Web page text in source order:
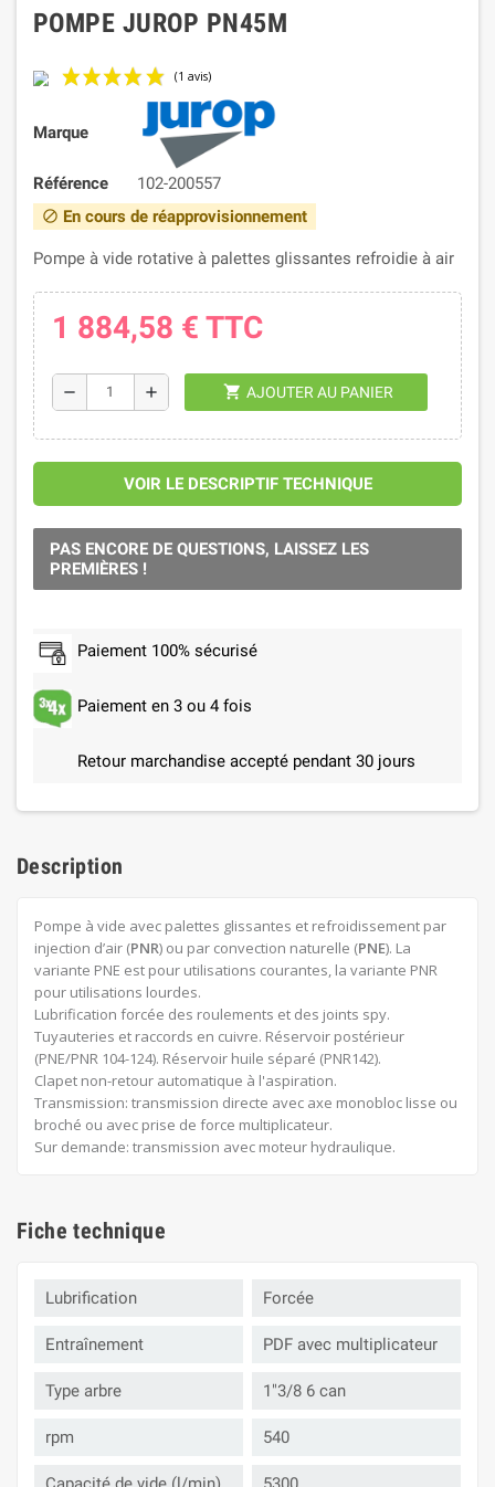
POMPE JUROP PN45M
(1 avis)
Marque
Référence 102-200557
block En cours de réapprovisionnement
Pompe à vide rotative à palettes glissantes refroidie à air
1 884,58 € TTC
remove add shopping_cart AJOUTER AU PANIER
VOIR LE DESCRIPTIF TECHNIQUE
PAS ENCORE DE QUESTIONS, LAISSEZ LES
PREMIÈRES !
Paiement 100% sécurisé
Paiement en 3 ou 4 fois
Retour marchandise accepté pendant 30 jours
Description
Pompe à vide avec palettes glissantes et refroidissement par
injection d’air (PNR) ou par convection naturelle (PNE). La
variante PNE est pour utilisations courantes, la variante PNR
pour utilisations lourdes.
Lubrification forcée des roulements et des joints spy.
Tuyauteries et raccords en cuivre. Réservoir postérieur
(PNE/PNR 104-124). Réservoir huile séparé (PNR142).
Clapet non-retour automatique à l'aspiration.
Transmission: transmission directe avec axe monobloc lisse ou
broché ou avec prise de force multiplicateur.
Sur demande: transmission avec moteur hydraulique.
Fiche technique
Lubrification Forcée
Entraînement PDF avec multiplicateur
Type arbre 1"3/8 6 can
rpm 540